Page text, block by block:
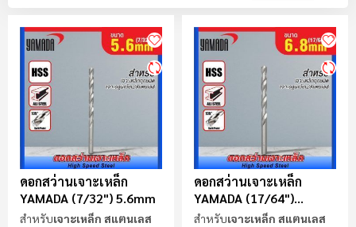
ดอกสว่านเจาะเหล็ก
YAMADA (7/32") 5.6mm
สำหรับเจาะเหล็ก สแตนเลส
ดอกสว่านเจาะเหล็ก
YAMADA (17/64")
6.8mm
สำหรับเจาะเหล็ก สแตนเลส